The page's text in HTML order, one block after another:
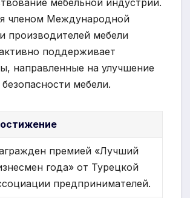
мебельной индустрии.
членом Международной
производителей мебели
поддерживает
направленные на улучшение
мебели.
премией «Лучший
года» от Турецкой
предпринимателей.